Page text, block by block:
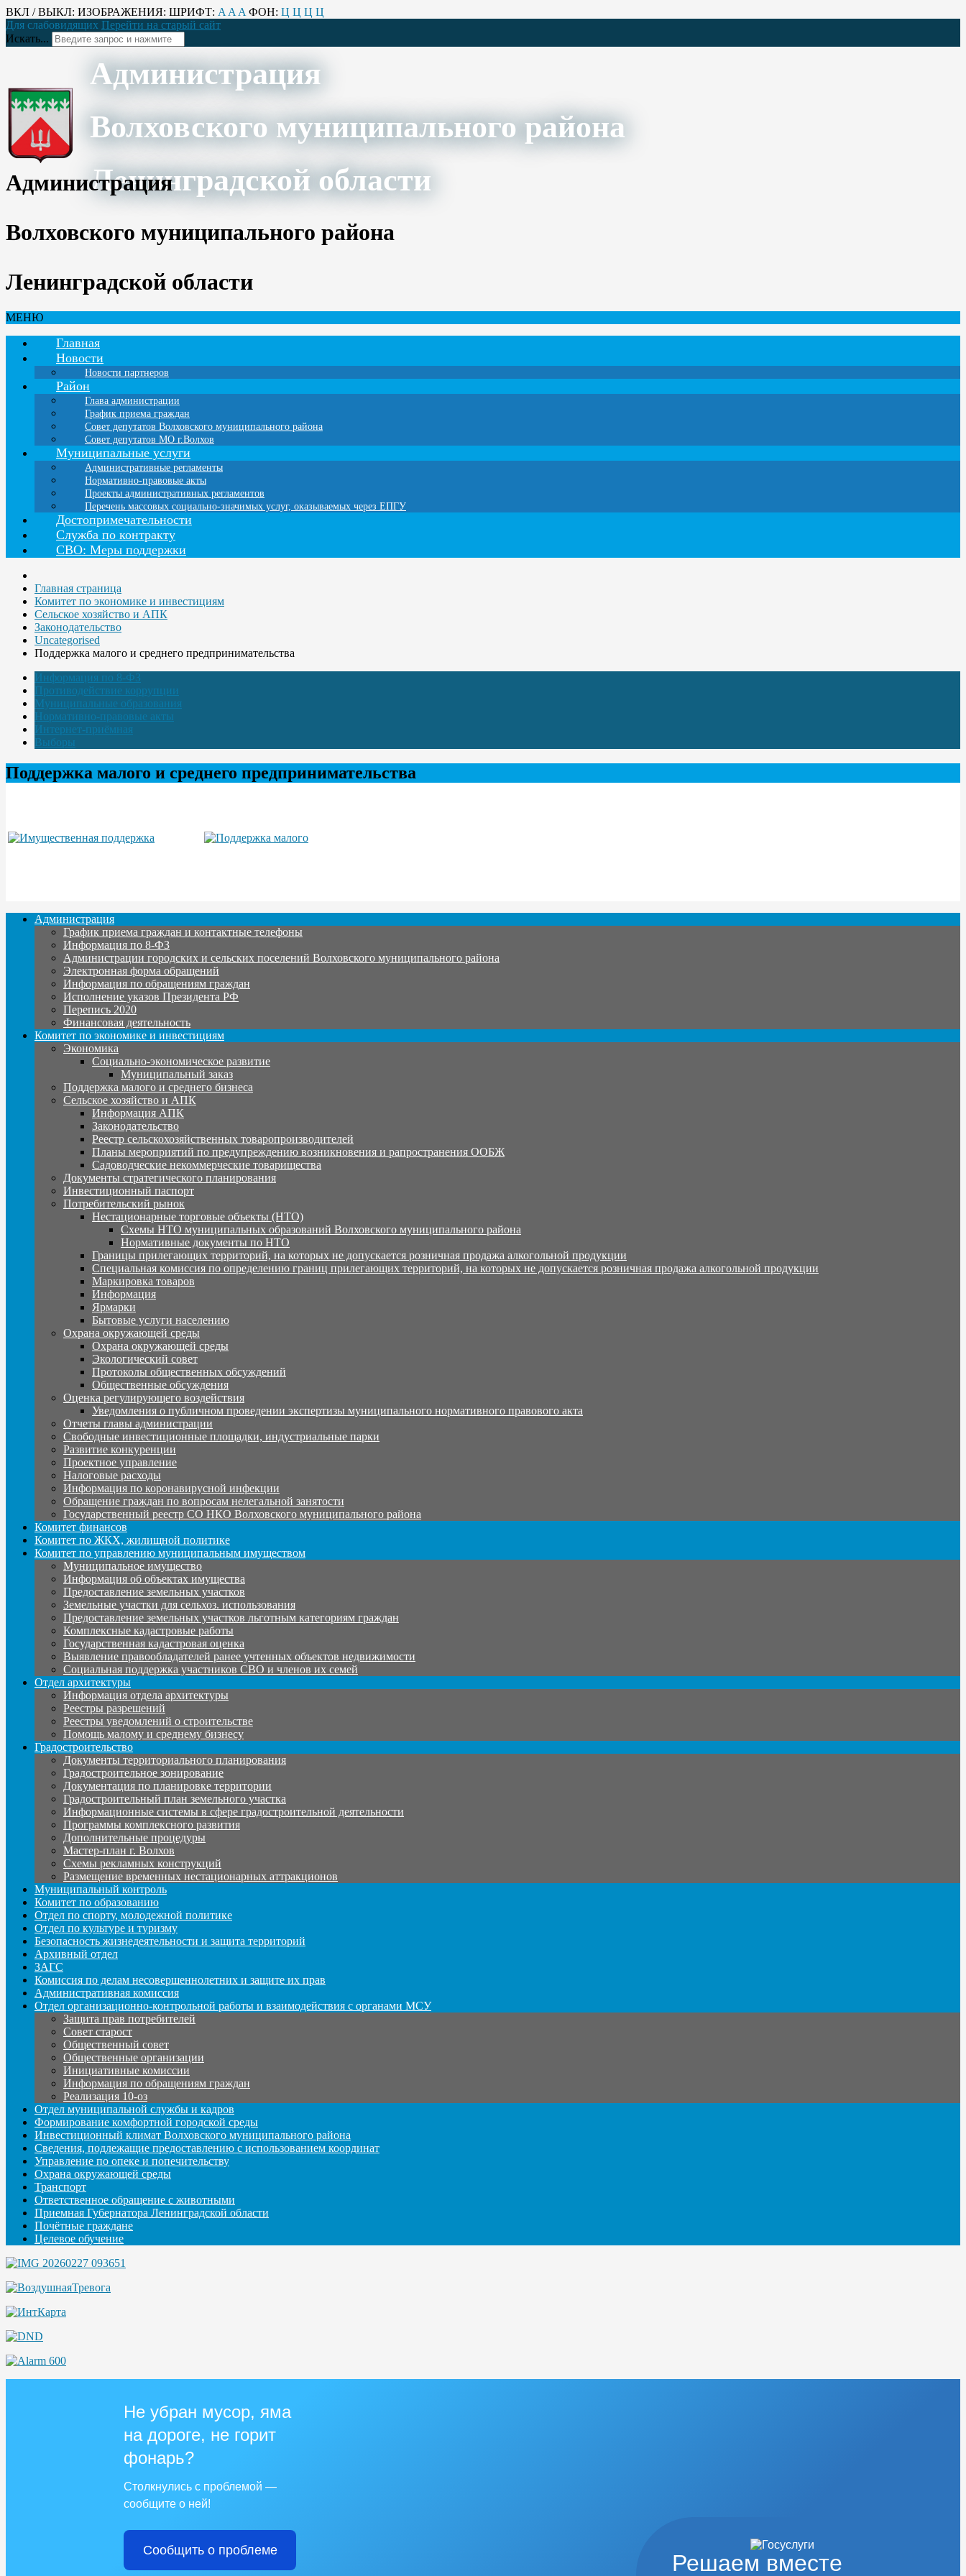
ВКЛ / ВЫКЛ: ИЗОБРАЖЕНИЯ: ШРИФТ: A A A ФОН: Ц Ц Ц Ц
Для слабовидящих Перейти на старый сайт
Искать...
Администрация
Волховского муниципального района
Ленинградской области
Администрация
Волховского муниципального района
Ленинградской области
МЕНЮ
Главная
Новости
Новости партнеров
Район
Глава администрации
График приема граждан
Совет депутатов Волховского муниципального района
Совет депутатов МО г.Волхов
Муниципальные услуги
Административные регламенты
Нормативно-правовые акты
Проекты административных регламентов
Перечень массовых социально-значимых услуг, оказываемых через ЕПГУ
Достопримечательности
Служба по контракту
СВО: Меры поддержки
Главная страница
Комитет по экономике и инвестициям
Сельское хозяйство и АПК
Законодательство
Uncategorised
Поддержка малого и среднего предпринимательства
Информация по 8-ФЗ
Противодействие коррупции
Муниципальные образования
Нормативно-правовые акты
Интернет-приёмная
Выборы
Поддержка малого и среднего предпринимательства
Администрация
График приема граждан и контактные телефоны
Информация по 8-ФЗ
Администрации городских и сельских поселений Волховского муниципального района
Электронная форма обращений
Информация по обращениям граждан
Исполнение указов Президента РФ
Перепись 2020
Финансовая деятельность
Комитет по экономике и инвестициям
Экономика
Социально-экономическое развитие
Муниципальный заказ
Поддержка малого и среднего бизнеса
Сельское хозяйство и АПК
Информация АПК
Законодательство
Реестр сельскохозяйственных товаропроизводителей
Планы мероприятий по предупреждению возникновения и рапространения ООБЖ
Садоводческие некоммерческие товарищества
Документы стратегического планирования
Инвестиционный паспорт
Потребительский рынок
Нестационарные торговые объекты (НТО)
Схемы НТО муниципальных образований Волховского муниципального района
Нормативные документы по НТО
Границы прилегающих территорий, на которых не допускается розничная продажа алкогольной продукции
Специальная комиссия по определению границ прилегающих территорий, на которых не допускается розничная продажа алкогольной продукции
Маркировка товаров
Информация
Ярмарки
Бытовые услуги населению
Охрана окружающей среды
Охрана окружающей среды
Экологический совет
Протоколы общественных обсуждений
Общественные обсуждения
Оценка регулирующего воздействия
Уведомления о публичном проведении экспертизы муниципального нормативного правового акта
Отчеты главы администрации
Свободные инвестиционные площадки, индустриальные парки
Развитие конкуренции
Проектное управление
Налоговые расходы
Информация по коронавирусной инфекции
Обращение граждан по вопросам нелегальной занятости
Государственный реестр СО НКО Волховского муниципального района
Комитет финансов
Комитет по ЖКХ, жилищной политике
Комитет по управлению муниципальным имуществом
Муниципальное имущество
Информация об объектах имущества
Предоставление земельных участков
Земельные участки для сельхоз. использования
Предоставление земельных участков льготным категориям граждан
Комплексные кадастровые работы
Государственная кадастровая оценка
Выявление правообладателей ранее учтенных объектов недвижимости
Социальная поддержка участников СВО и членов их семей
Отдел архитектуры
Информация отдела архитектуры
Реестры разрешений
Реестры уведомлений о строительстве
Помощь малому и среднему бизнесу
Градостроительство
Документы территориального планирования
Градостроительное зонирование
Документация по планировке территории
Градостроительный план земельного участка
Информационные системы в сфере градостроительной деятельности
Программы комплексного развития
Дополнительные процедуры
Мастер-план г. Волхов
Схемы рекламных конструкций
Размещение временных нестационарных аттракционов
Муниципальный контроль
Комитет по образованию
Отдел по спорту, молодежной политике
Отдел по культуре и туризму
Безопасность жизнедеятельности и защита территорий
Архивный отдел
ЗАГС
Комиссия по делам несовершеннолетних и защите их прав
Административная комиссия
Отдел организационно-контрольной работы и взаимодействия с органами МСУ
Защита прав потребителей
Совет старост
Общественный совет
Общественные организации
Инициативные комиссии
Информация по обращениям граждан
Реализация 10-оз
Отдел муниципальной службы и кадров
Формирование комфортной городской среды
Инвестиционный климат Волховского муниципального района
Сведения, подлежащие предоставлению с использованием координат
Управление по опеке и попечительству
Охрана окружающей среды
Транспорт
Ответственное обращение с животными
Приемная Губернатора Ленинградской области
Почётные граждане
Целевое обучение
Решаем вместе
Не убран мусор, яма
на дороге, не горит
фонарь?
Столкнулись с проблемой —
сообщите о ней!
Сообщить о проблеме